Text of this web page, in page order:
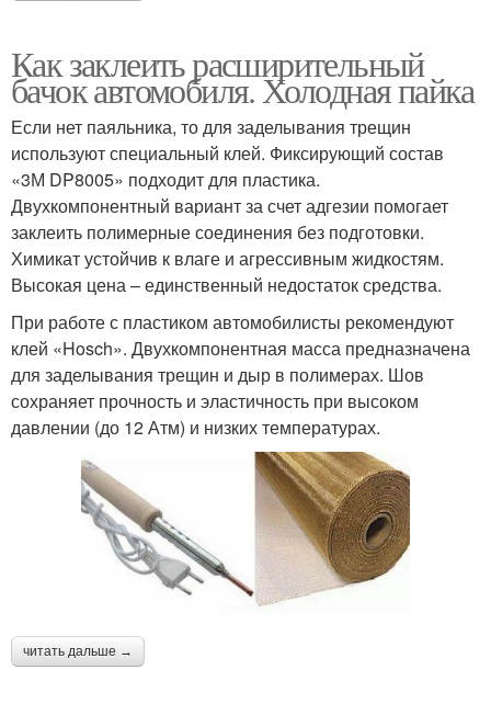
Как заклеить расширительный
бачок автомобиля. Холодная пайка
Если нет паяльника, то для заделывания трещин
используют специальный клей. Фиксирующий состав
«3М DP8005» подходит для пластика.
Двухкомпонентный вариант за счет адгезии помогает
заклеить полимерные соединения без подготовки.
Химикат устойчив к влаге и агрессивным жидкостям.
Высокая цена – единственный недостаток средства.
При работе с пластиком автомобилисты рекомендуют
клей «Hosch». Двухкомпонентная масса предназначена
для заделывания трещин и дыр в полимерах. Шов
сохраняет прочность и эластичность при высоком
давлении (до 12 Атм) и низких температурах.
читать дальше →